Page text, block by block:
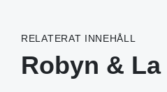
RELATERAT INNEHÅLL
Robyn &